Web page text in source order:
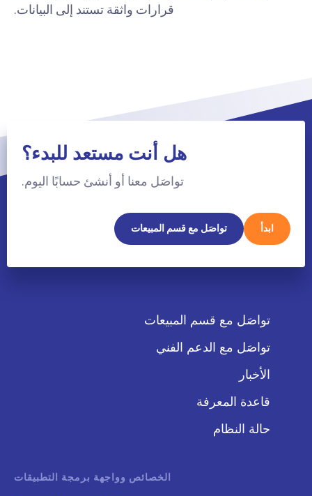
قرارات واثقة تستند إلى البيانات.
هل أنت مستعد للبدء؟
تواصَل معنا أو أنشئ حسابًا اليوم.
ابدأ تواصَل مع قسم المبيعات
تواصَل مع قسم المبيعات
تواصَل مع الدعم الفني
الأخبار
قاعدة المعرفة
حالة النظام
الخصائص وواجهة برمجة التطبيقات